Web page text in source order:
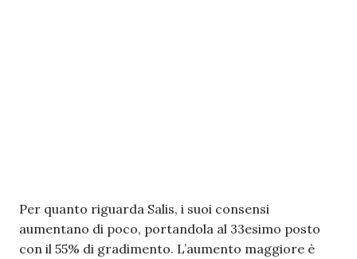
Per quanto riguarda Salis, i suoi consensi
aumentano di poco, portandola al 33esimo posto
con il 55% di gradimento. L’aumento maggiore è